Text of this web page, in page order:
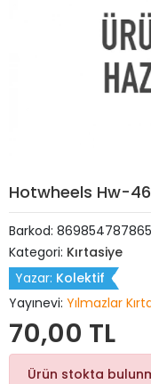
Hotwheels Hw-
Barkod:
Kategori: Kırtasiye
Yazar: Kolektif
Yayınevi: Yılmazlar
70,00 TL
Ürün stokta